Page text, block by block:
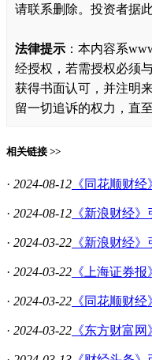
请联系删除。投资者据
法律提示 ：本内容系
经授权，若需授权必须
获得书面认可，并注明
留一切追诉的权力，直
相关链接 >>
· 2024-08-12 《同花顺财
· 2024-08-12 《新浪财经
· 2024-03-22 《新浪财经
· 2024-03-22 《上海证券
· 2024-03-22 《同花顺财
· 2024-03-22 《东方财富